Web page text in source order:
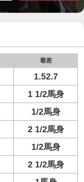
着差
1.52.7
1 1/2馬身
1/2馬身
2 1/2馬身
1/2馬身
2 1/2馬身